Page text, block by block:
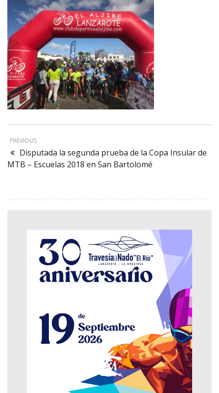
PREVIOUS
Disputada la segunda prueba de la Copa Insular de
MTB – Escuelas 2018 en San Bartolomé